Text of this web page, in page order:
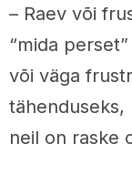
– Raev või
“mida
või väga
tähenduseks,
neil on raske